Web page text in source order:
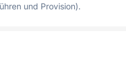
und Provision).